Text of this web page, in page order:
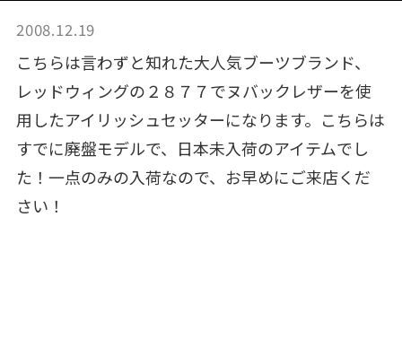
2008.12.19
こちらは言わずと知れた大人気ブーツブランド、
レッドウィングの２８７７でヌバックレザーを使
用したアイリッシュセッターになります。こちらは
すでに廃盤モデルで、日本未入荷のアイテムでし
た！一点のみの入荷なので、お早めにご来店くだ
さい！